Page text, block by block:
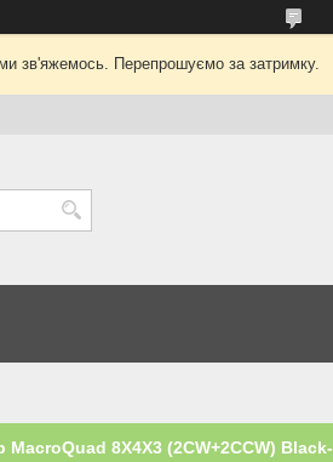
зв'яжемось. Перепрошуємо за затримку.
MacroQuad 8X4X3 (2CW+2CCW) Black-